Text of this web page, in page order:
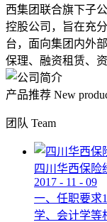
西集团联合旗下子
控股公司，旨在充
台，面向集团内外
保理、融资租赁、
产品推荐 New
团队 Team
四川华西保险
2017 - 11 - 09
一、任职要求
学、会计学等